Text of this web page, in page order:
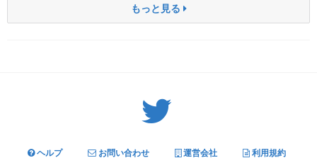
もっと見る
ヘルプ お問い合わせ 運営会社 利用規約